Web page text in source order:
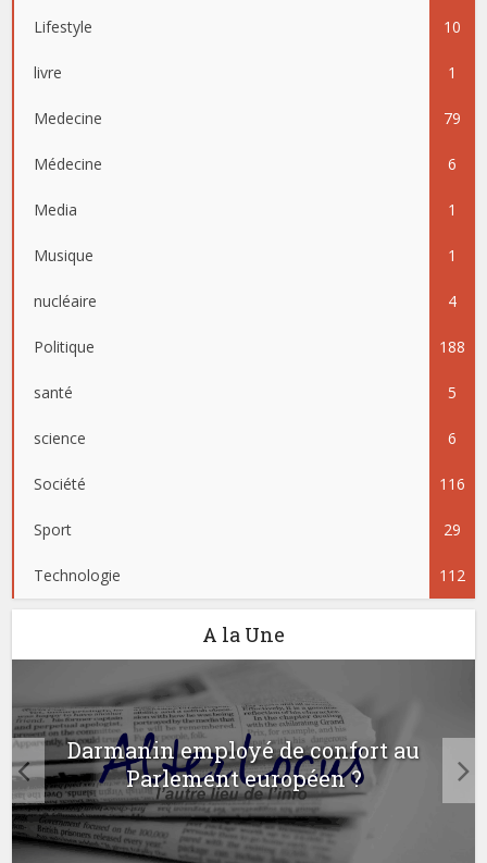
Lifestyle 10
livre 1
Medecine 79
Médecine 6
Media 1
Musique 1
nucléaire 4
Politique 188
santé 5
science 6
Société 116
Sport 29
Technologie 112
A la Une
Darmanin employé de confort au
Parlement européen ?